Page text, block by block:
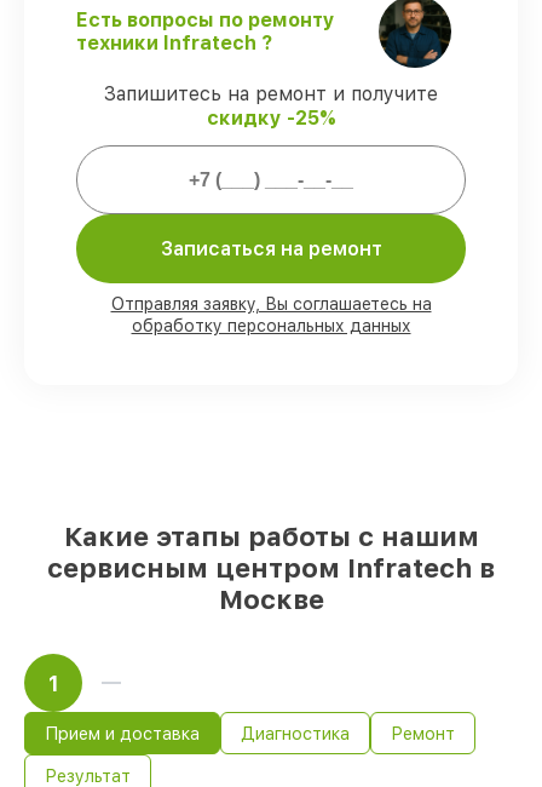
без задержек.
Официальная гарантия
– все
ремонтные услуги и комплектующие
защищены сервисной гарантией.
Мы гарантируем:
80%
заказов проводим в присутствии
клиента
установке в Москве, остальные
доставляются быстро
Есть вопросы по ремонту
техники Infratech ?
Запишитесь на ремонт и получите
скидку -25%
Записаться на ремонт
Отправляя заявку, Вы соглашаетесь на
обработку персональных данных
Какие этапы работы с нашим
сервисным центром Infratech в
Москве
1
Прием и доставка Диагностика Ремонт
Результат